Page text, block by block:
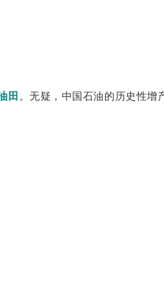
田。无疑，中国石油的历史性增